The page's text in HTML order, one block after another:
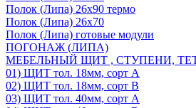
Полок (Липа) 26х90 термо
Полок (Липа) 26х70
Полок (Липа) готовые модули
ПОГОНАЖ (ЛИПА)
МЕБЕЛЬНЫЙ ЩИТ , СТУПЕНИ,
01) ЩИТ тол. 18мм, сорт А
02) ЩИТ тол. 18мм, сорт В
03) ЩИТ тол. 40мм, сорт А